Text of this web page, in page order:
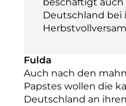
Deutschland bei
Fulda
Auch nach den
Papstes wollen die
Deutschland an